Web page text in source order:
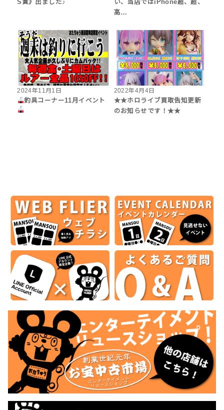
S賞》出ました♪
い、当店ではiPhone超、超、
高…
2024年11月1日
釣具コーナー11月イベント
2022年4月4日
★★ホロライブ買取告知更新
のお知らせです！★★